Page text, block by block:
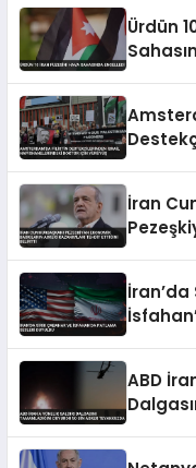
Ürdün
İran
Belirtti
ABD